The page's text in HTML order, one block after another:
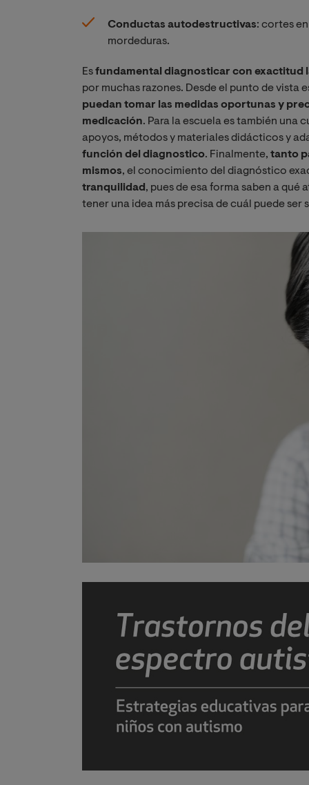
Conductas autodestructivas: cortes
mordeduras.
Esfundamental diagnosticar con exactitud
por muchas razones. Desde el punto de vista
puedan tomar las medidas oportunas y
medicación. Para la escuela es también una
apoyos, métodos y materiales didácticos y
función del diagnostico. Finalmente, tanto
mismos, el conocimiento del diagnóstico
tranquilidad , pues de esa forma saben a qué
tener una idea más precisa de cuál puede ser